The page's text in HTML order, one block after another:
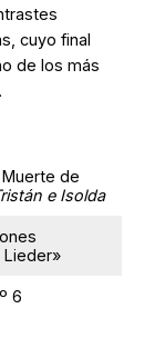
cuyo final
de los más
de
e Isolda
Lieder»
6